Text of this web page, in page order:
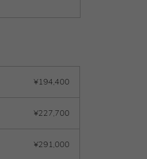
¥194,400
¥227,700
¥291,000